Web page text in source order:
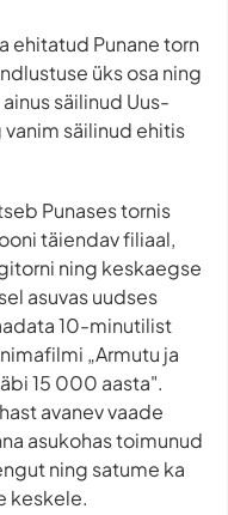
ehitatud Punane torn
üks osa ning
säilinud Uus-
vanim säilinud ehitis
Punases tornis
täiendav filiaal,
ning keskaegse
asuvas uudses
10-minutilist
„Armutu ja
15 000 aasta".
avanev vaade
asukohas toimunud
ning satume ka
keskele.